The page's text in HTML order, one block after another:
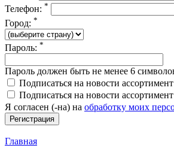
Телефон: *
Город: *
Пароль: *
Пароль должен быть не менее 6
Подписаться на новости
Подписаться на новости
Я согласен (-на) на обработку моих
Главная